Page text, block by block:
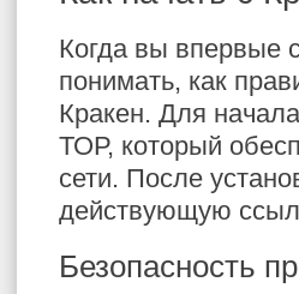
Когда вы впервые
понимать, как
Кракен. Для
ТОР, который
сети. После
действующую
Безопасность